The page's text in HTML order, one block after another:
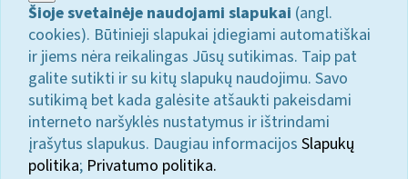
Šioje svetainėje naudojami slapukai (angl.
cookies). Būtinieji slapukai įdiegiami automatiškai
ir jiems nėra reikalingas Jūsų sutikimas. Taip pat
galite sutikti ir su kitų slapukų naudojimu. Savo
sutikimą bet kada galėsite atšaukti pakeisdami
interneto naršyklės nustatymus ir ištrindami
įrašytus slapukus. Daugiau informacijos Slapukų
politika; Privatumo politika.